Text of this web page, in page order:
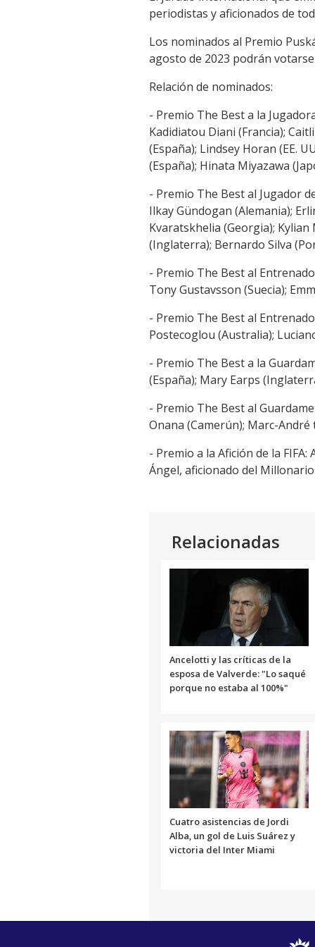
periodistas y aficionados de
Los nominados al Premio
agosto de 2023 podrán
Relación de nominados:
- Premio The Best a la
Kadidiatou Diani (Francia);
(España); Lindsey Horan (EE.
(España); Hinata Miyazawa
- Premio The Best al Jugador
Ilkay Gündogan (Alemania);
Kvaratskhelia (Georgia);
(Inglaterra); Bernardo Silva
- Premio The Best al
Tony Gustavsson (Suecia);
- Premio The Best al
Postecoglou (Australia);
- Premio The Best a la
(España); Mary Earps
- Premio The Best al
Onana (Camerún); Marc-André
- Premio a la Afición de la
Ángel, aficionado del
Relacionadas
Ancelotti y las críticas de la
esposa de Valverde: "Lo saqué
porque no estaba al 100%"
Cuatro asistencias de Jordi
Alba, un gol de Luis Suárez y
victoria del Inter Miami